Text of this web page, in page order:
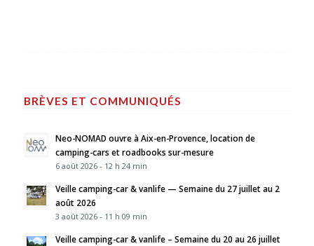
BRÈVES ET COMMUNIQUÉS
Neo-NOMAD ouvre à Aix-en-Provence, location de
camping-cars et roadbooks sur-mesure
6 août 2026 - 12 h 24 min
Veille camping-car & vanlife — Semaine du 27 juillet au 2
août 2026
3 août 2026 - 11 h 09 min
Veille camping-car & vanlife – Semaine du 20 au 26 juillet